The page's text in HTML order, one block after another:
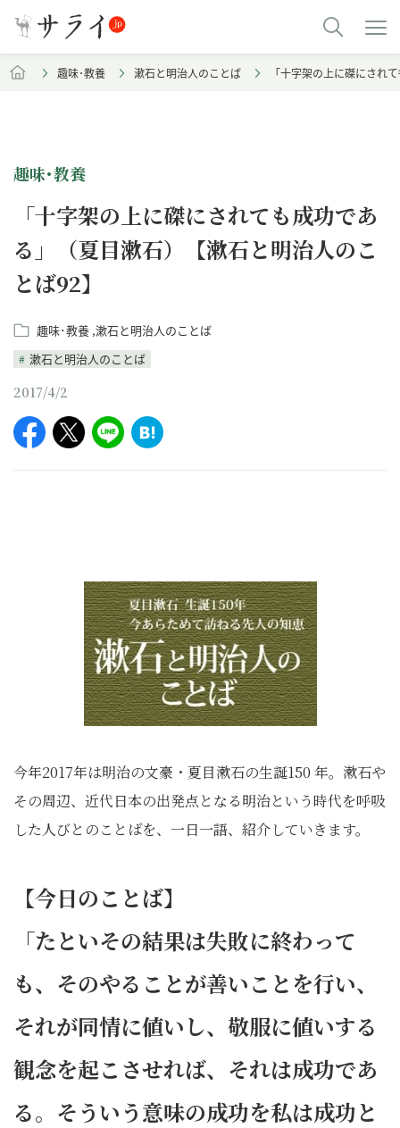
趣味･教養 漱石と明治人のことば 「十字架の上に磔にされ
趣味･教養
「十字架の上に磔にされても成功であ
る」（夏目漱石）【漱石と明治人のこ
とば92】
趣味･教養 漱石と明治人のことば
漱石と明治人のことば
2017/4/2
今年2017年は明治の文豪・夏目漱石の生誕150 年。漱石や
その周辺、近代日本の出発点となる明治という時代を呼吸
した人びとのことばを、一日一語、紹介していきます。
【今日のことば】
「たといその結果は失敗に終わって
も、そのやることが善いことを行い、
それが同情に値いし、敬服に値いする
観念を起こさせれば、それは成功であ
る。そういう意味の成功を私は成功と